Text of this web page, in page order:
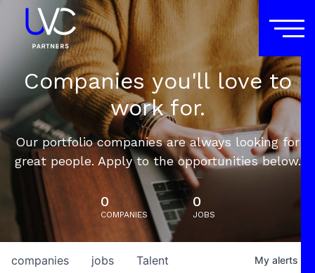
Companies you'll love to
work for.
Our portfolio companies are always looking for
great people. Apply to the opportunities below.
0
COMPANIES
0
JOBS
jobs
companies Talent My alerts